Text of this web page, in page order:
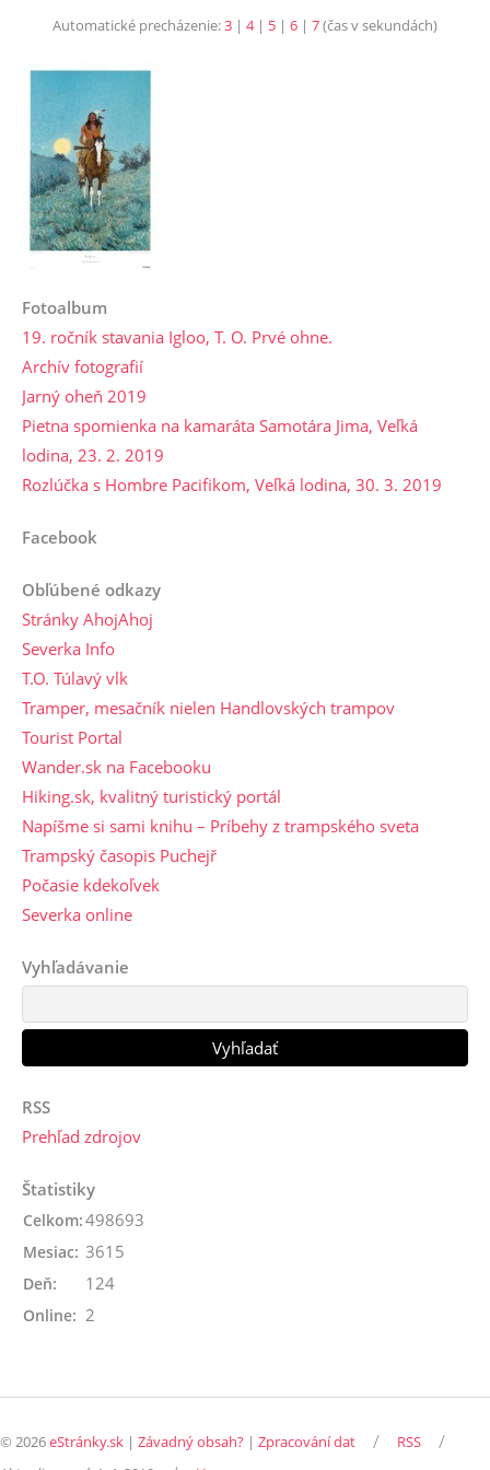
Automatické precházenie:3 | 4| 5 | 6 | 7(čas v sekundách)
Fotoalbum
19. ročník stavania Igloo, T. O. Prvé ohne.
Archív fotografií
Jarný oheň 2019
Pietna spomienka na kamaráta Samotára Jima, Veľká
lodina, 23. 2. 2019
Rozlúčka s Hombre Pacifikom, Veľká lodina, 30. 3. 2019
Facebook
Obľúbené odkazy
Stránky AhojAhoj
Severka Info
T.O. Túlavý vlk
Tramper, mesačník nielen Handlovských trampov
Tourist Portal
Wander.sk na Facebooku
Hiking.sk, kvalitný turistický portál
Napíšme si sami knihu – Príbehy z trampského sveta
Trampský časopis Puchejř
Počasie kdekoľvek
Severka online
Vyhľadávanie
RSS
Prehľad zdrojov
Štatistiky
Online: 2
Celkom:498693
Mesiac: 3615
Deň: 124
© 2026eStránky.sk | Závadný obsah? | Zpracování dat / RSS /